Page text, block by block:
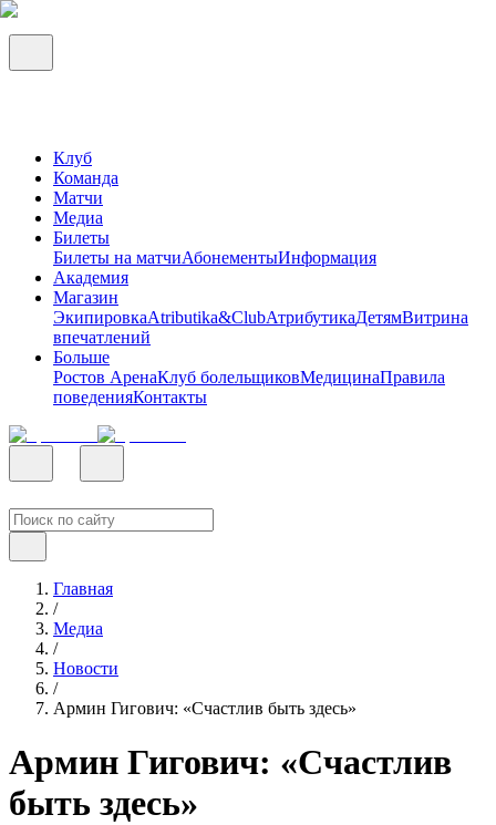
Клуб
Команда
Матчи
Медиа
Билеты
Билеты на матчиАбонементыИнформация
Академия
Магазин
ЭкипировкаAtributika&ClubАтрибутикаДетямВитрина
впечатлений
Больше
Ростов АренаКлуб болельщиковМедицинаПравила
поведенияКонтакты
Главная
/
Медиа
/
Новости
/
Армин Гигович: «Счастлив быть здесь»
Армин Гигович: «Счастлив
быть здесь»